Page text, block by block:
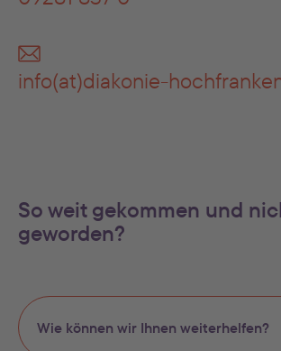
info(at)diakonie-
So weit gekommen und
geworden?